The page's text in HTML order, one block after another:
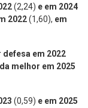
(2,24) e em 2024
2022(1,60), em
em 2022
melhor em 2025
(0,59) e em 2025